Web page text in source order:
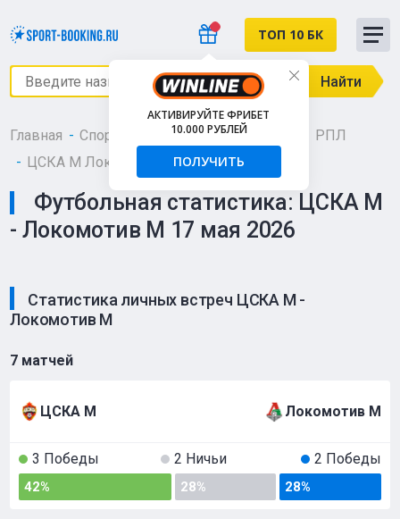
АКТИВИРУЙТЕ ФРИБЕТ
10.000 РУБЛЕЙ
ПОЛУЧИТЬ
ТОП 10 БК
Найти
Главная Спортивная статистика
РПЛ
ЦСКА М Локомотив М
Футбольная статистика: ЦСКА М
- Локомотив М 17 мая 2026
Статистика личных встреч ЦСКА М -
Локомотив М
7 матчей
ЦСКА М Локомотив М
3 Победы 2 Ничьи 2 Победы
42% 28% 28%